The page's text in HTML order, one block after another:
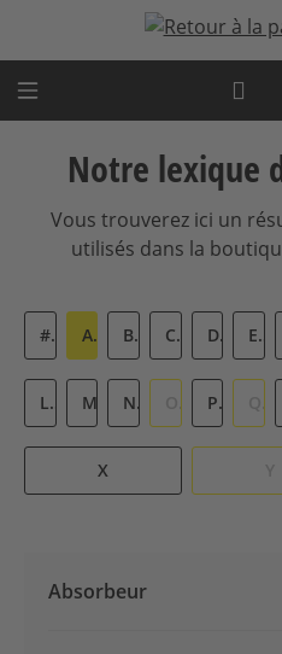
Passer au contenu principal
Notre lexique
Vous trouverez ici un
utilisés dans la
# A B C D E
L N P
X
Absorbeur